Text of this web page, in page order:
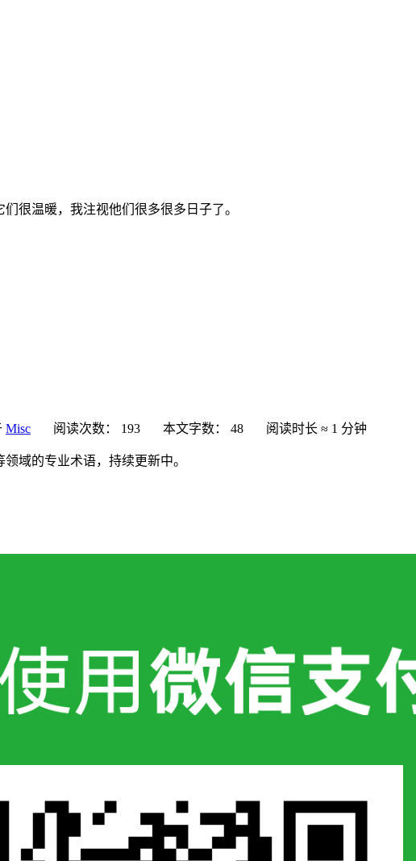
很温暖，我注视他们很多很多日子了。
Misc 阅读次数： 193 本文字数： 48 阅读时长 ≈ 1 分钟
域的专业术语，持续更新中。